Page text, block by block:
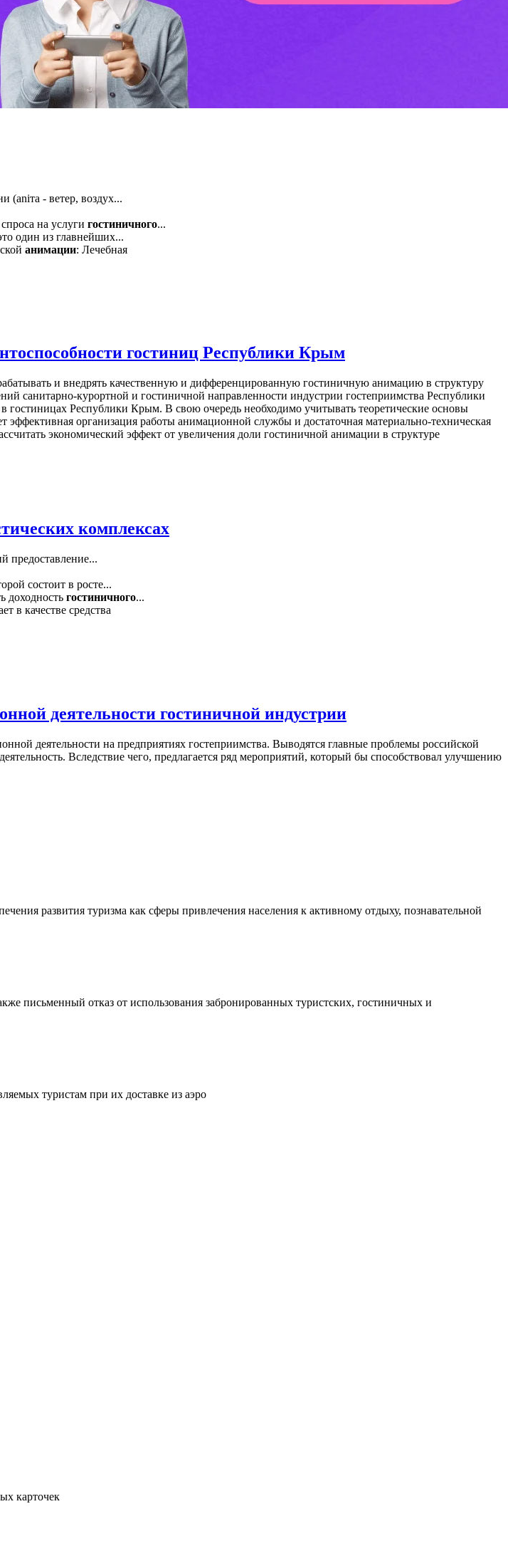
(aniта - ветер, воздух...
на услуги гостиничного...
один из главнейших...
анимации: Лечебная
гостиниц Республики Крым
и внедрять качественную и дифференцированную гостиничную анимацию в структуру
санитарно-курортной и гостиничной направленности индустрии гостеприимства Республики
Республики Крым. В свою очередь необходимо учитывать теоретические основы
организация работы анимационной службы и достаточная материально-техническая
экономический эффект от увеличения доли гостиничной анимации в структуре
комплексах
предоставление...
состоит в росте...
доходность гостиничного...
в качестве средства
деятельности гостиничной индустрии
деятельности на предприятиях гостеприимства. Выводятся главные проблемы российской
Вследствие чего, предлагается ряд мероприятий, который бы способствовал улучшению
развития туризма как сферы привлечения населения к активному отдыху, познавательной
письменный отказ от использования забронированных туристских, гостиничных и
туристам при их доставке из аэро
карточек